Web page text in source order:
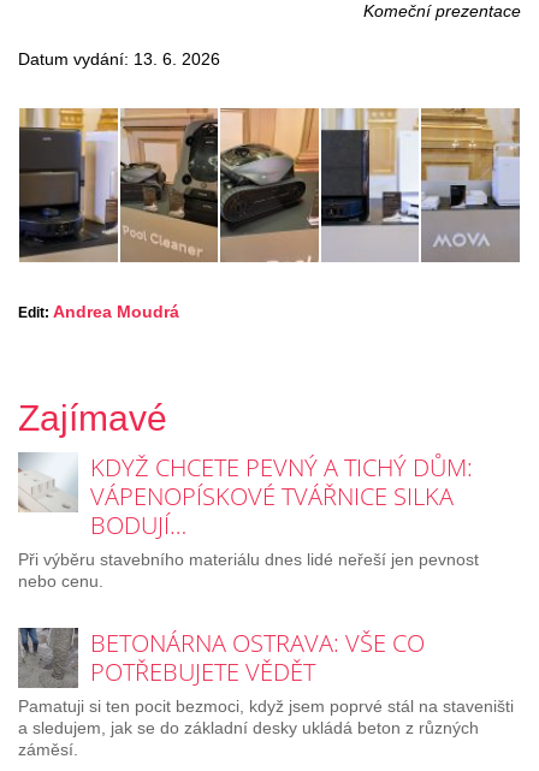
Komeční prezentace
Datum vydání: 13. 6. 2026
Edit: Andrea Moudrá
Zajímavé
KDYŽ CHCETE PEVNÝ A TICHÝ DŮM:
VÁPENOPÍSKOVÉ TVÁŘNICE SILKA
BODUJÍ…
Při výběru stavebního materiálu dnes lidé neřeší jen pevnost
nebo cenu.
BETONÁRNA OSTRAVA: VŠE CO
POTŘEBUJETE VĚDĚT
Pamatuji si ten pocit bezmoci, když jsem poprvé stál na staveništi
a sledujem, jak se do základní desky ukládá beton z různých
záměsí.